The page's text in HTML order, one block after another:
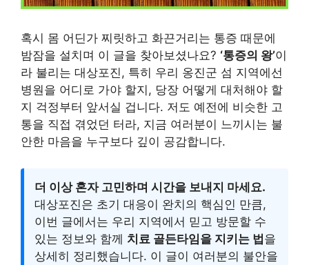
혹시 몸 어딘가 찌릿하고 화끈거리는 통증 때문에
밤잠을 설치며 이 글을 찾아보셨나요? ‘통증의 왕’이
라 불리는 대상포진, 특히 우리 옹진군 섬 지역에선
병원을 어디로 가야 할지, 당장 어떻게 대처해야 할
지 걱정부터 앞서실 겁니다. 저도 예전에 비슷한 고
통을 직접 겪었던 터라, 지금 여러분이 느끼시는 불
안한 마음을 누구보다 깊이 공감합니다.
더 이상 혼자 고민하며 시간을 보내지 마세요.
대상포진은 초기 대응이 완치의 핵심인 만큼,
이번 글에서는 우리 지역에서 믿고 방문할 수
있는 정보와 함께 치료 골든타임을 지키는 법을
상세히 정리했습니다. 이 글이 여러분의 불안을